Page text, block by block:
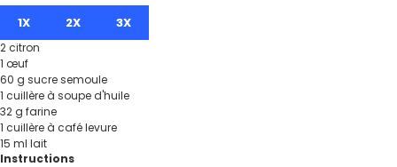
1X 2X 3X
2citron
1 œuf
60 g sucre semoule
1 cuillère à souped'huile
32g farine
1 cuillère à cafélevure
15 ml lait
Instructions